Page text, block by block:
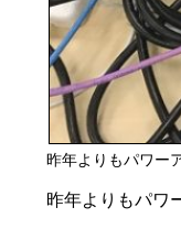
昨年よりもパワー
昨年よりもパワ